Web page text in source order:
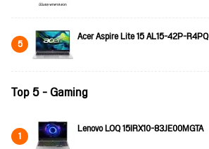
5 Acer Aspire Lite 15 AL15-42P-R4PQ
Top 5 - Gaming
1 Lenovo LOQ 15IRX10-83JE00MGTA